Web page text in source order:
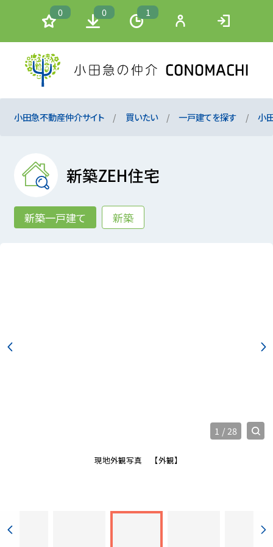
0 0 1
小田急不動産仲介サイト 買いたい 一戸建てを探す 小
新築ZEH住宅
新築一戸建て 新築
現地外観写真 【外観】
1 / 28